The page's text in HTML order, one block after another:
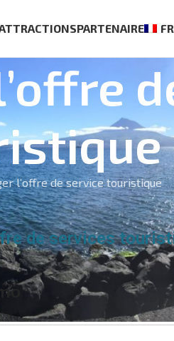
PARTENAIRE
l’offre de service touristique
de services